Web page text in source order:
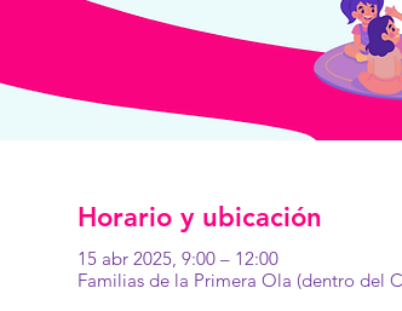
Horario y ubicación
15 abr 2025, 9:00 – 12:00
Familias de la Primera Ola (dentro del